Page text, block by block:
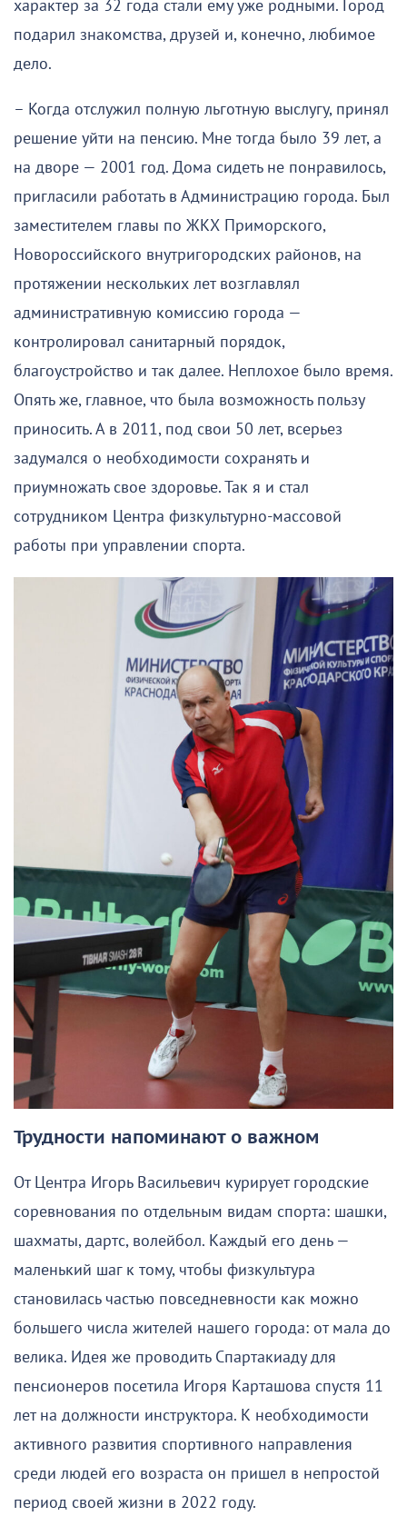
характер за 32 года стали ему уже родными. Город
подарил знакомства, друзей и, конечно, любимое
дело.
– Когда отслужил полную льготную выслугу, принял
решение уйти на пенсию. Мне тогда было 39 лет, а
на дворе — 2001 год. Дома сидеть не понравилось,
пригласили работать в Администрацию города. Был
заместителем главы по ЖКХ Приморского,
Новороссийского внутригородских районов, на
протяжении нескольких лет возглавлял
административную комиссию города —
контролировал санитарный порядок,
благоустройство и так далее. Неплохое было время.
Опять же, главное, что была возможность пользу
приносить. А в 2011, под свои 50 лет, всерьез
задумался о необходимости сохранять и
приумножать свое здоровье. Так я и стал
сотрудником Центра физкультурно-массовой
работы при управлении спорта.
Трудности напоминают о важном
От Центра Игорь Васильевич курирует городские
соревнования по отдельным видам спорта: шашки,
шахматы, дартс, волейбол. Каждый его день —
маленький шаг к тому, чтобы физкультура
становилась частью повседневности как можно
большего числа жителей нашего города: от мала до
велика. Идея же проводить Спартакиаду для
пенсионеров посетила Игоря Карташова спустя 11
лет на должности инструктора. К необходимости
активного развития спортивного направления
среди людей его возраста он пришел в непростой
период своей жизни в 2022 году.